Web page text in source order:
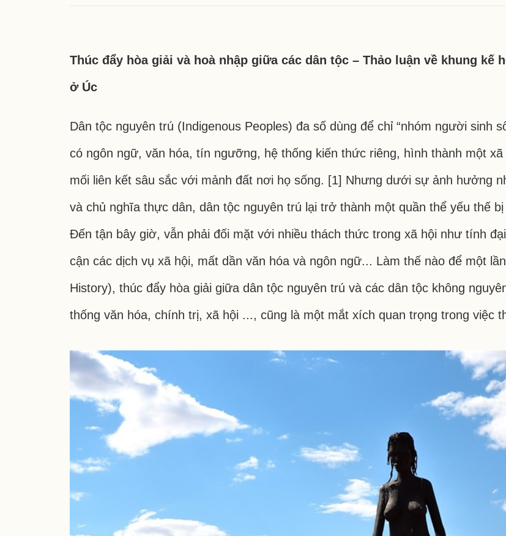
Thúc đẩy hòa giải và hoà nhập giữa các dân tộc – Thảo luận về khung kế
ở Úc
Dân tộc nguyên trú (Indigenous Peoples) đa số dùng để chỉ “nhóm người sinh
có ngôn ngữ, văn hóa, tín ngưỡng, hệ thống kiến thức riêng, hình thành một
mối liên kết sâu sắc với mảnh đất nơi họ sống. [1] Nhưng dưới sự ảnh hưởng
và chủ nghĩa thực dân, dân tộc nguyên trú lại trở thành một quần thể yếu thế
Đến tận bây giờ, vẫn phải đối mặt với nhiều thách thức trong xã hội như tính
cận các dịch vụ xã hội, mất dần văn hóa và ngôn ngữ... Làm thế nào để một
History), thúc đẩy hòa giải giữa dân tộc nguyên trú và các dân tộc không
thống văn hóa, chính trị, xã hội ..., cũng là một mắt xích quan trọng trong việc